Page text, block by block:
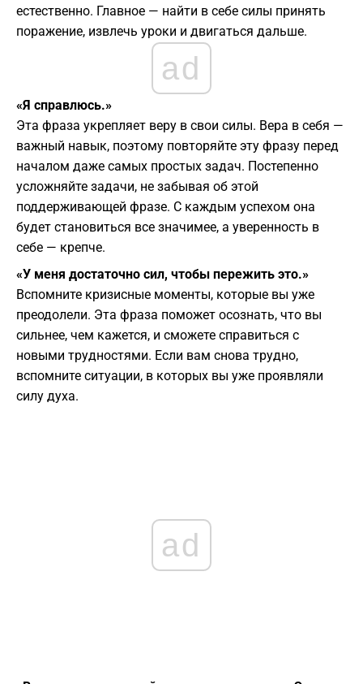
естественно. Главное — найти в себе силы принять
поражение, извлечь уроки и двигаться дальше.
ad
«Я справлюсь.»
Эта фраза укрепляет веру в свои силы. Вера в себя —
важный навык, поэтому повторяйте эту фразу перед
началом даже самых простых задач. Постепенно
усложняйте задачи, не забывая об этой
поддерживающей фразе. С каждым успехом она
будет становиться все значимее, а уверенность в
себе — крепче.
«У меня достаточно сил, чтобы пережить это.»
Вспомните кризисные моменты, которые вы уже
преодолели. Эта фраза поможет осознать, что вы
сильнее, чем кажется, и сможете справиться с
новыми трудностями. Если вам снова трудно,
вспомните ситуации, в которых вы уже проявляли
силу духа.
ad